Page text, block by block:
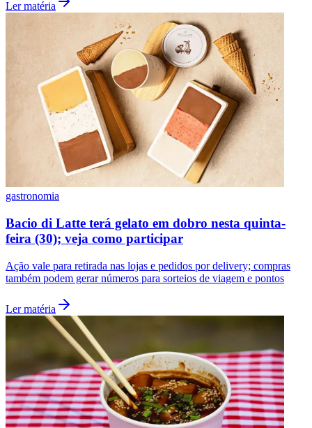
Fluminense
Ler matéria
gastronomia
Bacio di Latte terá gelato em dobro nesta quinta-
feira (30); veja como participar
Ação vale para retirada nas lojas e pedidos por delivery; compras
também podem gerar números para sorteios de viagem e pontos
Ler matéria